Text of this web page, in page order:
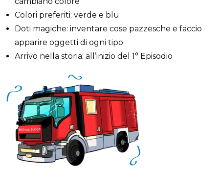
Colori preferiti: verde e blu
Doti magiche: inventare cose pazzesche e faccio
apparire oggetti di ogni tipo
Arrivo nella storia: all’inizio del 1° Episodio